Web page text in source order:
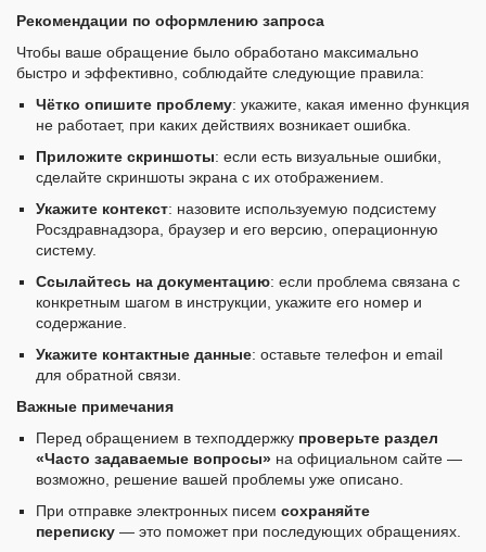
Рекомендации по оформлению запроса
Чтобы ваше обращение было обработано максимально
быстро и эффективно, соблюдайте следующие правила:
Чётко опишите проблему: укажите, какая именно функция
не работает, при каких действиях возникает ошибка.
Приложите скриншоты: если есть визуальные ошибки,
сделайте скриншоты экрана с их отображением.
Укажите контекст: назовите используемую подсистему
Росздравнадзора, браузер и его версию, операционную
систему.
Ссылайтесь на документацию: если проблема связана с
конкретным шагом в инструкции, укажите его номер и
содержание.
Укажите контактные данные: оставьте телефон и email
для обратной связи.
Важные примечания
Перед обращением в техподдержку проверьте раздел
«Часто задаваемые вопросы» на официальном сайте —
возможно, решение вашей проблемы уже описано.
При отправке электронных писем сохраняйте
переписку — это поможет при последующих обращениях.